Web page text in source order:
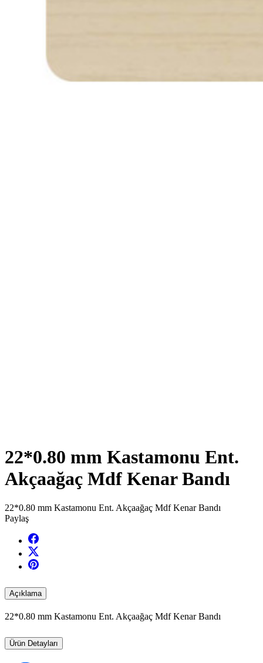
22*0.80 mm Kastamonu Ent.
Akçaağaç Mdf Kenar Bandı
22*0.80 mm Kastamonu Ent. Akçaağaç Mdf Kenar Bandı
Paylaş
Açıklama
22*0.80 mm Kastamonu Ent. Akçaağaç Mdf Kenar Bandı
Ürün Detayları